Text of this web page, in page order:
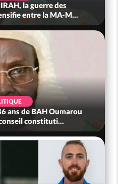
la guerre des
entre la MA-M...
ans de BAH Oumarou
constituti...